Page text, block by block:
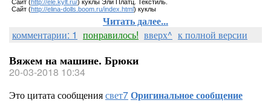
Сайт (http://ele.kylt.ru/) куклы Эли Платц. Текстиль.
Сайт (http://elina-dolls.boom.ru/index.html) куклы
Читать далее...
комментарии: 1 понравилось! вверх^ к полной версии
Вяжем на машине. Брюки
20-03-2018 10:34
Это цитата сообщениясвет7Оригинальное сообщение